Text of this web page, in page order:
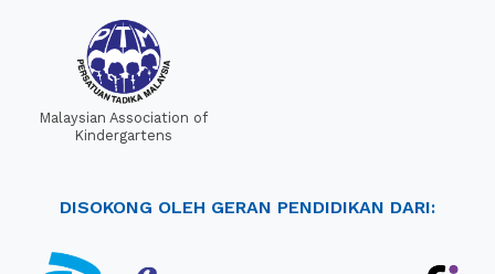
Malaysian Association of
Kindergartens
DISOKONG OLEH GERAN PENDIDIKAN DARI: